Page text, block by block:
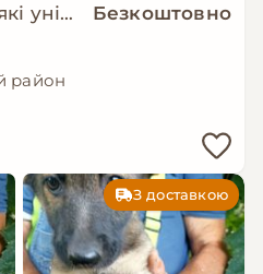
Тільки подивіться, які унікальні дівчатка шукають родини 😍 Безкоштовно
район
З доставкою